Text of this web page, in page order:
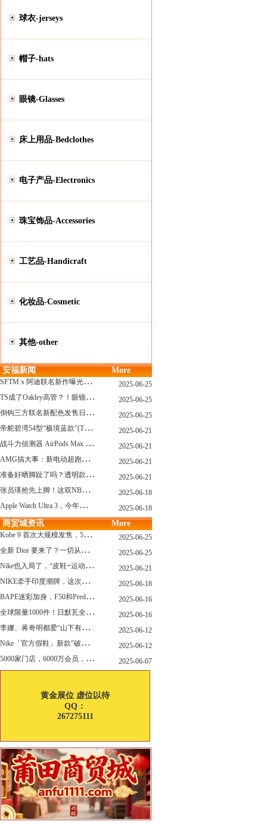
球衣-jerseys
帽子-hats
眼镜-Glasses
床上用品-Bedclothes
电子产品-Electronics
珠宝饰品-Accessories
工艺品-Handicraft
化妆品-Cosmetic
其他-other
安福新闻 More
S
FTM x 阿迪联名新作曝光，「超薄底」风格才是今年最大黑马？ 2025-06-25
T
S成了Oakley高管？！眼镜圈要变天了 2025-06-25
倒
钩三方联名新配色发售日确认，Travis Scott x Chase B 即将登场！ 2025-06-25
帝
舵碧湾54型“极境蓝款”(TUDOR Black Bay 54) 2025-06-21
战
斗力侦测器 AirPods Max 保护壳？？ 龙珠Z x CASETiFY 联名系列发布 2025-06-21
A
MG搞大事：新电动超跑模拟V8声浪 2025-06-21
准
备好晒脚趾了吗？透明款 AF1 要回归了 2025-06-21
张
员瑛抢先上脚！这双NB一看就要火 2025-06-18
A
pple Watch Ultra 3，今年秋天真的要来了？ 2025-06-18
商贸城资讯 More
K
obe 9 首次大规模发售，5双科比新款将同时上线！ 2025-06-25
全
新 Dior 要来了？一切从这只托特包开始说起！ 2025-06-25
N
ike也入局了，“皮鞋+运动鞋”风潮，你喜欢哪一款？ 2025-06-21
N
IKE牵手印度潮牌，这次真的不一样 2025-06-18
B
APE迷彩加身，F50和Predator迎来全新联名 2025-06-16
全
球限量1000件！日默瓦全新多功能设计凳来了 2025-06-16
李
娜、蒋奇明都爱“山下有松”！东方美学包袋，为什么引领风向？ 2025-06-12
N
ike「官方假鞋」新款"破防退出游戏"曝光，确认发售 2025-06-12
5
000家门店，6000万会员，30亿“内衣大王”大手笔分红！ 2025-06-07
黄金展位 虚位以待
QQ：
267275111